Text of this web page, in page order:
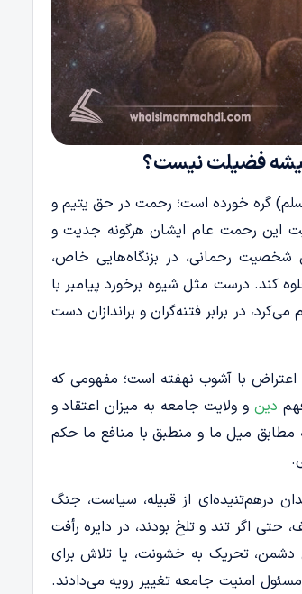
همیشه فضیلت نیست؟
گره خورده است؛ رحمت در حق یتیم و
این رحمت عام ایشان هرگونه جدیت و
رحمانی، در بزنگاه‌هایی خاص،
کند. درست مثل شیوه برخورد پیامبر با
در برابر فتنه‌گران و براندازان دست
با آشوب نهفته است؛ مفهومی که
دینو ولایت جامعه به میزان اعتقاد و
مطابق میل ما و منطبق با منافع ما حکم
درهم‌تنیده‌ای از قبیله، سیاست، جنگ
حتی اگر تند و تلخ بودند، در دایره رأفت
دشمن، تحریک به خشونت، یا تلاش برای
امنیت جامعه تغییر رویه می‌دادند.